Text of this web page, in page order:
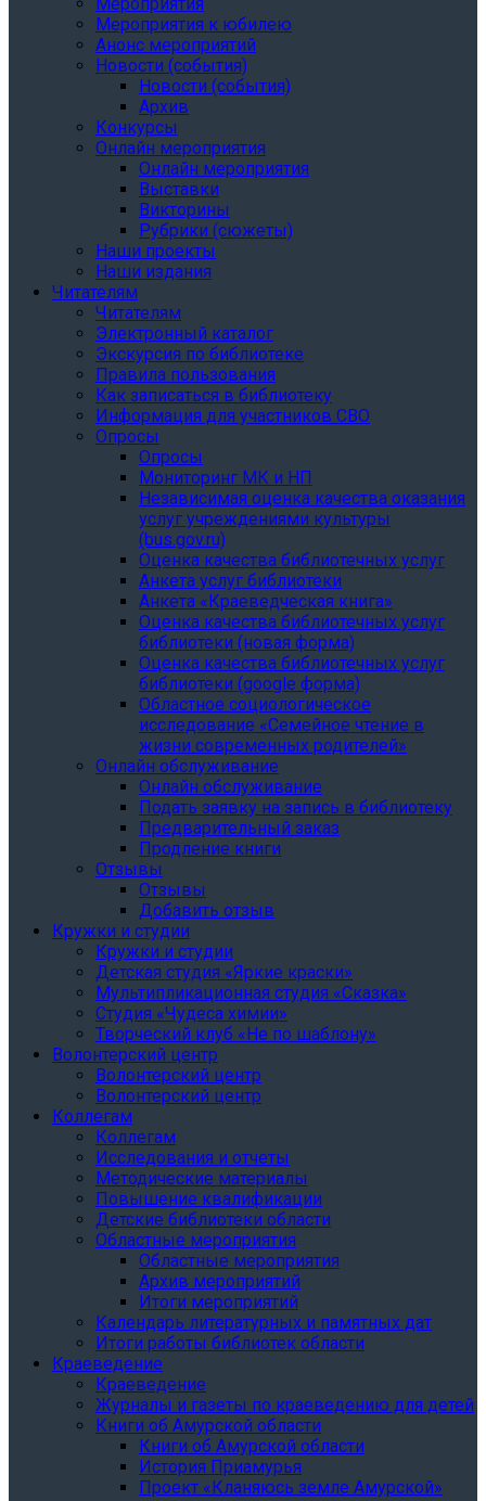
Мероприятия к юбилею
Анонс мероприятий
Новости (события)
Новости (события)
Архив
Конкурсы
Онлайн мероприятия
Онлайн мероприятия
Выставки
Викторины
Рубрики (сюжеты)
Наши проекты
Наши издания
Читателям
Читателям
Электронный каталог
Экскурсия по библиотеке
Правила пользования
Как записаться в библиотеку
Информация для участников СВО
Опросы
Опросы
Мониторинг МК и НП
Независимая оценка качества оказания
услуг учреждениями культуры
(bus.gov.ru)
Оценка качества библиотечных услуг
Анкета услуг библиотеки
Анкета «Краеведческая книга»
Oценка качества библиотечных услуг
библиотеки (новая форма)
Oценка качества библиотечных услуг
библиотеки (google форма)
Областное социологическое
исследование «Семейное чтение в
жизни современных родителей»
Онлайн обслуживание
Онлайн обслуживание
Подать заявку на запись в библиотеку
Предварительный заказ
Продление книги
Отзывы
Отзывы
Добавить отзыв
Кружки и студии
Кружки и студии
Детская студия «Яркие краски»
Мультипликационная студия «Сказка»
Студия «Чудеса химии»
Творческий клуб «Не по шаблону»
Волонтерский центр
Волонтерский центр
Волонтерский центр
Коллегам
Коллегам
Исследования и отчеты
Методические материалы
Повышение квалификации
Детские библиотеки области
Областные мероприятия
Областные мероприятия
Архив мероприятий
Итоги мероприятий
Календарь литературных и памятных дат
Итоги работы библиотек области
Краеведение
Краеведение
Журналы и газеты по краеведению для детей
Книги об Амурской области
Книги об Амурской области
История Приамурья
Проект «Кланяюсь земле Амурской»